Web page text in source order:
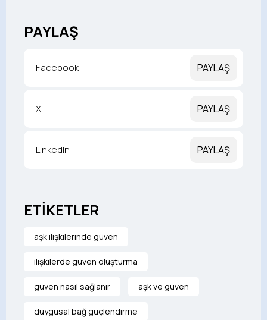
PAYLAŞ
Facebook PAYLAŞ
X PAYLAŞ
LinkedIn PAYLAŞ
ETİKETLER
aşk ilişkilerinde güven
ilişkilerde güven oluşturma
güven nasıl sağlanır aşk ve güven
duygusal bağ güçlendirme